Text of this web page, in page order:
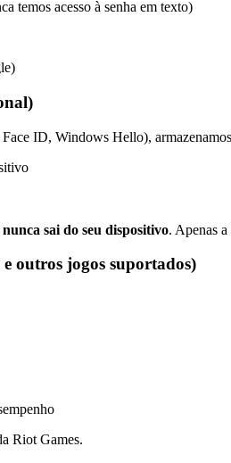
temos acesso à senha em texto)
ID, Windows Hello),
nunca sai do seu dispositivo. Apenas
outros jogos suportados)
Riot Games.